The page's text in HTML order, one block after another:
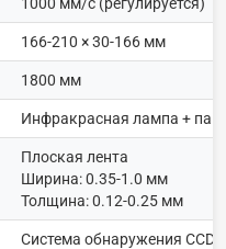
166-210 × 30-166 мм
1800 мм
Инфракрасная лампа +
Плоская лента
Ширина: 0.35-1.0 мм
Толщина: 0.12-0.25 мм
Система обнаружения CCD-